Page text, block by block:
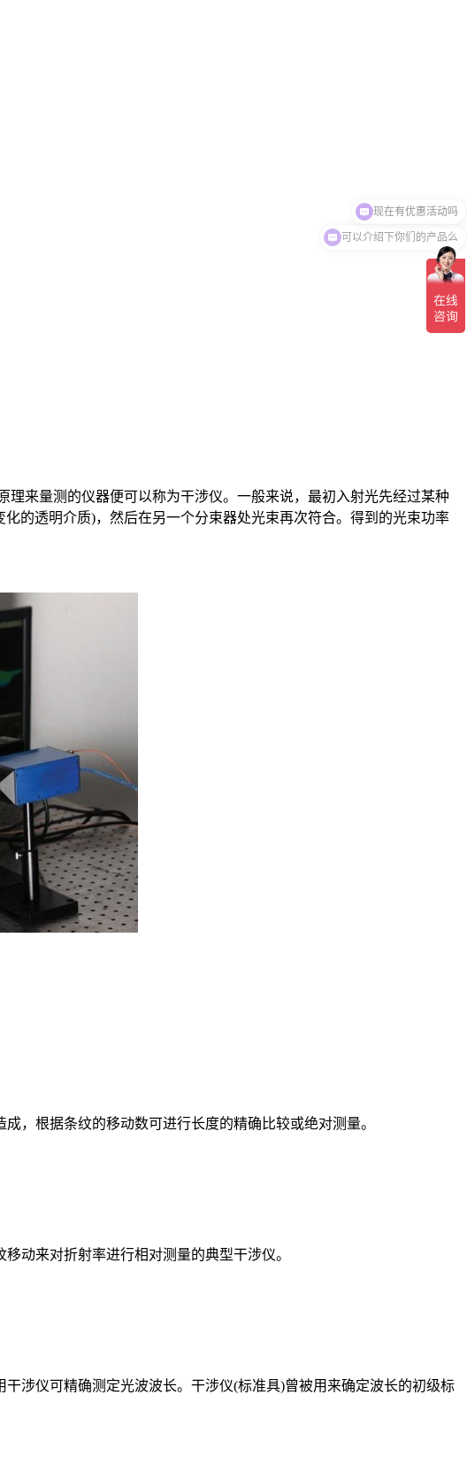
来量测的仪器便可以称为干涉仪。一般来说，最初入射光先经过某种
的透明介质)，然后在另一个分束器处光束再次符合。得到的光束功率
根据条纹的移动数可进行长度的精确比较或绝对测量。
动来对折射率进行相对测量的典型干涉仪。
仪可精确测定光波波长。干涉仪(标准具)曾被用来确定波长的初级标
可以介绍下你们的产品么